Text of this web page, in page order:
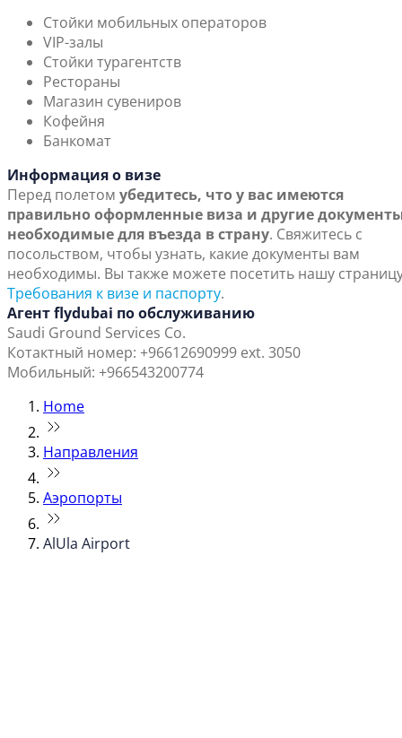
Стойки мобильных операторов
VIP-залы
Стойки турагентств
Рестораны
Магазин сувениров
Кофейня
Банкомат
Информация о визе
Перед полетом убедитесь, что у вас имеются
правильно оформленные виза и другие
необходимые для въезда в страну. Свяжитесь с
посольством, чтобы узнать, какие документы вам
необходимы. Вы также можете посетить нашу
Требования к визе и паспорту.
Агент flydubai по обслуживанию
Saudi Ground Services Co.
Котактный номер: +96612690999 ext. 3050
Мобильный: +966543200774
Home
Направления
Аэропорты
AlUla Airport